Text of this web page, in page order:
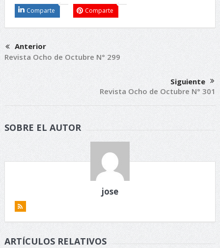
Comparte Comparte
Anterior
Revista Ocho de Octubre N° 299
Siguiente
Revista Ocho de Octubre N° 301
SOBRE EL AUTOR
jose
ARTÍCULOS RELATIVOS